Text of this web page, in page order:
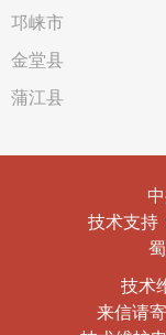
邛崃市
金堂县
蒲江县
技术支持
技术
来信请